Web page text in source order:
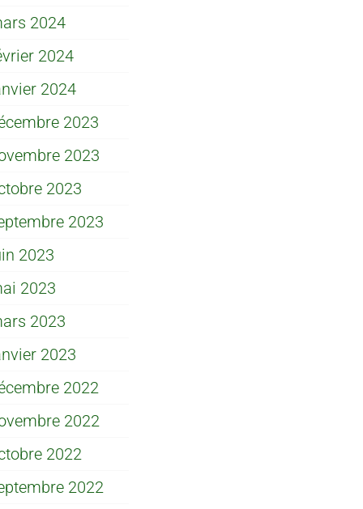
2024
2024
2024
2023
2023
2023
2023
2023
2023
2023
2023
2022
2022
2022
2022